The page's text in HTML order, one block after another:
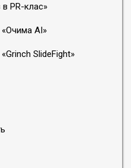
PR-клас»
АІ»
SlideFight»